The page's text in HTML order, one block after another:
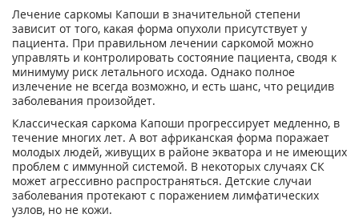
Лечение саркомы Капоши в значительной степени
зависит от того, какая форма опухоли присутствует у
пациента. При правильном лечении саркомой можно
управлять и контролировать состояние пациента, сводя к
минимуму риск летального исхода. Однако полное
излечение не всегда возможно, и есть шанс, что рецидив
заболевания произойдет.
Классическая саркома Капоши прогрессирует медленно, в
течение многих лет. А вот африканская форма поражает
молодых людей, живущих в районе экватора и не имеющих
проблем с иммунной системой. В некоторых случаях СК
может агрессивно распространяться. Детские случаи
заболевания протекают с поражением лимфатических
узлов, но не кожи.